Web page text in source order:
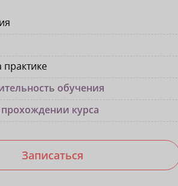
практике
обучения
курса
Записаться